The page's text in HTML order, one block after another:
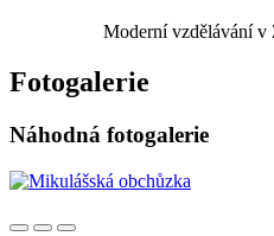
Moderní vzdělávání v
Fotogalerie
Náhodná fotogalerie